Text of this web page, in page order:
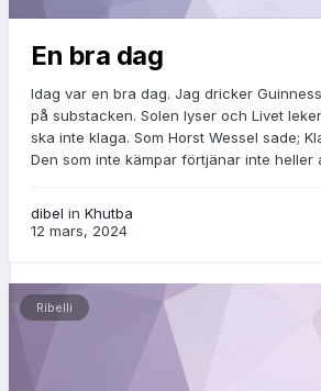
En bra dag
Idag var en bra dag. Jag dricker
på substacken. Solen lyser och Livet
ska inte klaga. Som Horst Wessel sade;
Den som inte kämpar förtjänar inte heller
dibel in Khutba
12 mars, 2024
Ribelli